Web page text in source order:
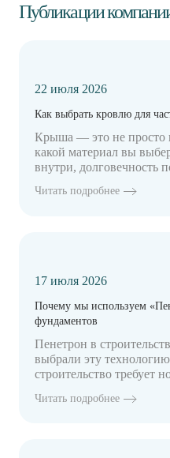
Публикации
22 июля 2026
Как выбрать кровлю для
Крыша — это не просто
какой материал вы
внутри, долговечность
Читать подробнее
17 июля 2026
Почему мы используем
фундаментов
Пенетрон в
выбрали эту
строительство требует
Читать подробнее